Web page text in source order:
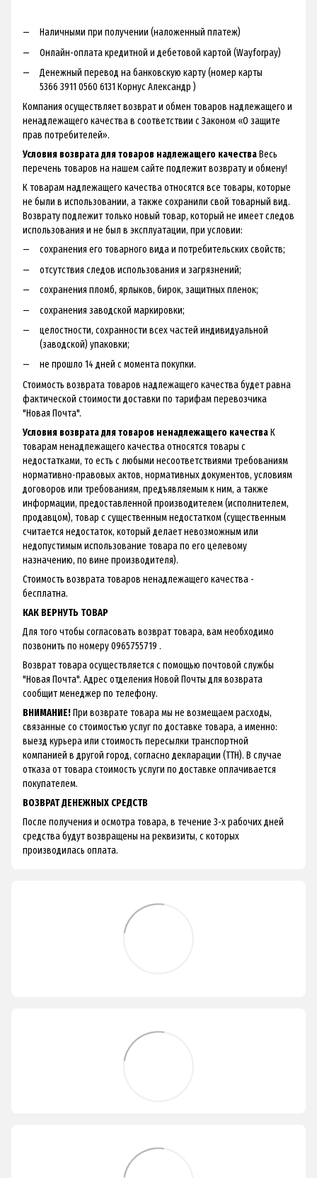
Наличными при получении (наложенный платеж)
Онлайн-оплата кредитной и дебетовой картой (Wayforpay)
Денежный перевод на банковскую карту (номер карты
5366 3911 0560 6131 Корнус Александр )
Компания осуществляет возврат и обмен товаров надлежащего и
ненадлежащего качества в соответствии с Законом «О защите
прав потребителей».
Условия возврата для товаров надлежащего качестваВесь
перечень товаров на нашем сайте подлежит возврату и обмену!
К товарам надлежащего качества относятся все товары, которые
не были в использовании, а также сохранили свой товарный вид.
Возврату подлежит только новый товар, который не имеет следов
использования и не был в эксплуатации, при условии:
сохранения его товарного вида и потребительских свойств;
отсутствия следов использования и загрязнений;
сохранения пломб, ярлыков, бирок, защитных пленок;
сохранения заводской маркировки;
целостности, сохранности всех частей индивидуальной
(заводской) упаковки;
не прошло 14 дней с момента покупки.
Стоимость возврата товаров надлежащего качества будет равна
фактической стоимости доставки по тарифам перевозчика
"Новая Почта".
Условия возврата для товаров ненадлежащего качестваК
товарам ненадлежащего качества относятся товары с
недостатками, то есть с любыми несоответствиями требованиям
нормативно-правовых актов, нормативных документов, условиям
договоров или требованиям, предъявляемым к ним, а также
информации, предоставленной производителем (исполнителем,
продавцом), товар с существенным недостатком (существенным
считается недостаток, который делает невозможным или
недопустимым использование товара по его целевому
назначению, по вине производителя).
Стоимость возврата товаров ненадлежащего качества -
бесплатна.
КАК ВЕРНУТЬ ТОВАР
Для того чтобы согласовать возврат товара, вам необходимо
позвонить по номеру 0965755719 .
Возврат товара осуществляется с помощью почтовой службы
"Новая Почта". Адрес отделения Новой Почты для возврата
сообщит менеджер по телефону.
ВНИМАНИЕ!При возврате товара мы не возмещаем расходы,
связанные со стоимостью услуг по доставке товара, а именно:
выезд курьера или стоимость пересылки транспортной
компанией в другой город, согласно декларации (ТТН). В случае
отказа от товара стоимость услуги по доставке оплачивается
покупателем.
ВОЗВРАТ ДЕНЕЖНЫХ СРЕДСТВ
После получения и осмотра товара, в течение 3-х рабочих дней
средства будут возвращены на реквизиты, с которых
производилась оплата.